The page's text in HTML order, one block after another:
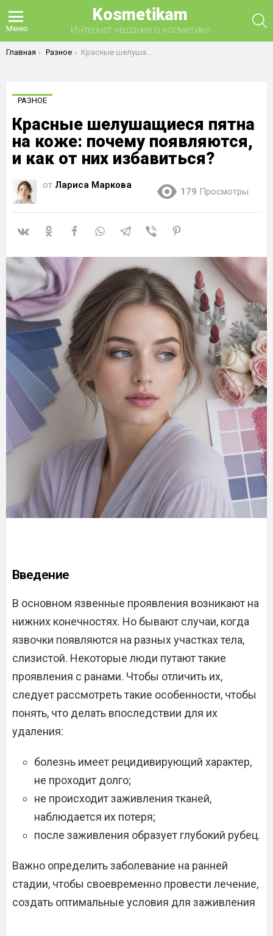
Меню
Kosmetikam
Интернет-издание о косметике
Вы здесь:
Главная Разное Красные шелушащиеся пятна на коже: почему появляются, и как от них избавиться?
РАЗНОЕ
Красные шелушащиеся пятна
на коже: почему появляются,
и как от них избавиться?
от Лариса Маркова
179 Просмотры
Введение
В основном язвенные проявления возникают на
нижних конечностях. Но бывают случаи, когда
язвочки появляются на разных участках тела,
слизистой. Некоторые люди путают такие
проявления с ранами. Чтобы отличить их,
следует рассмотреть такие особенности, чтобы
понять, что делать впоследствии для их
удаления:
болезнь имеет рецидивирующий характер,
не проходит долго;
не происходит заживления тканей,
наблюдается их потеря;
после заживления образует глубокий рубец.
Важно определить заболевание на ранней
стадии, чтобы своевременно провести лечение,
создать оптимальные условия для заживления